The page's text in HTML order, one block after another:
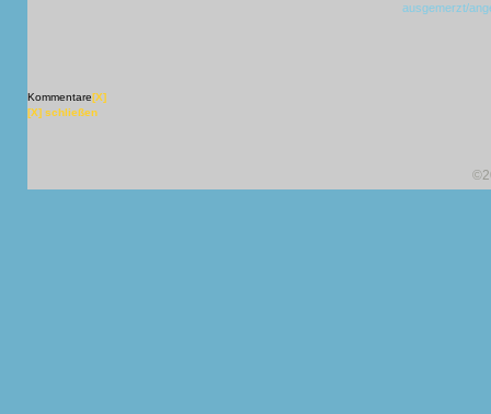
ausgemerzt/
Kommentare[X]
[X] schließen